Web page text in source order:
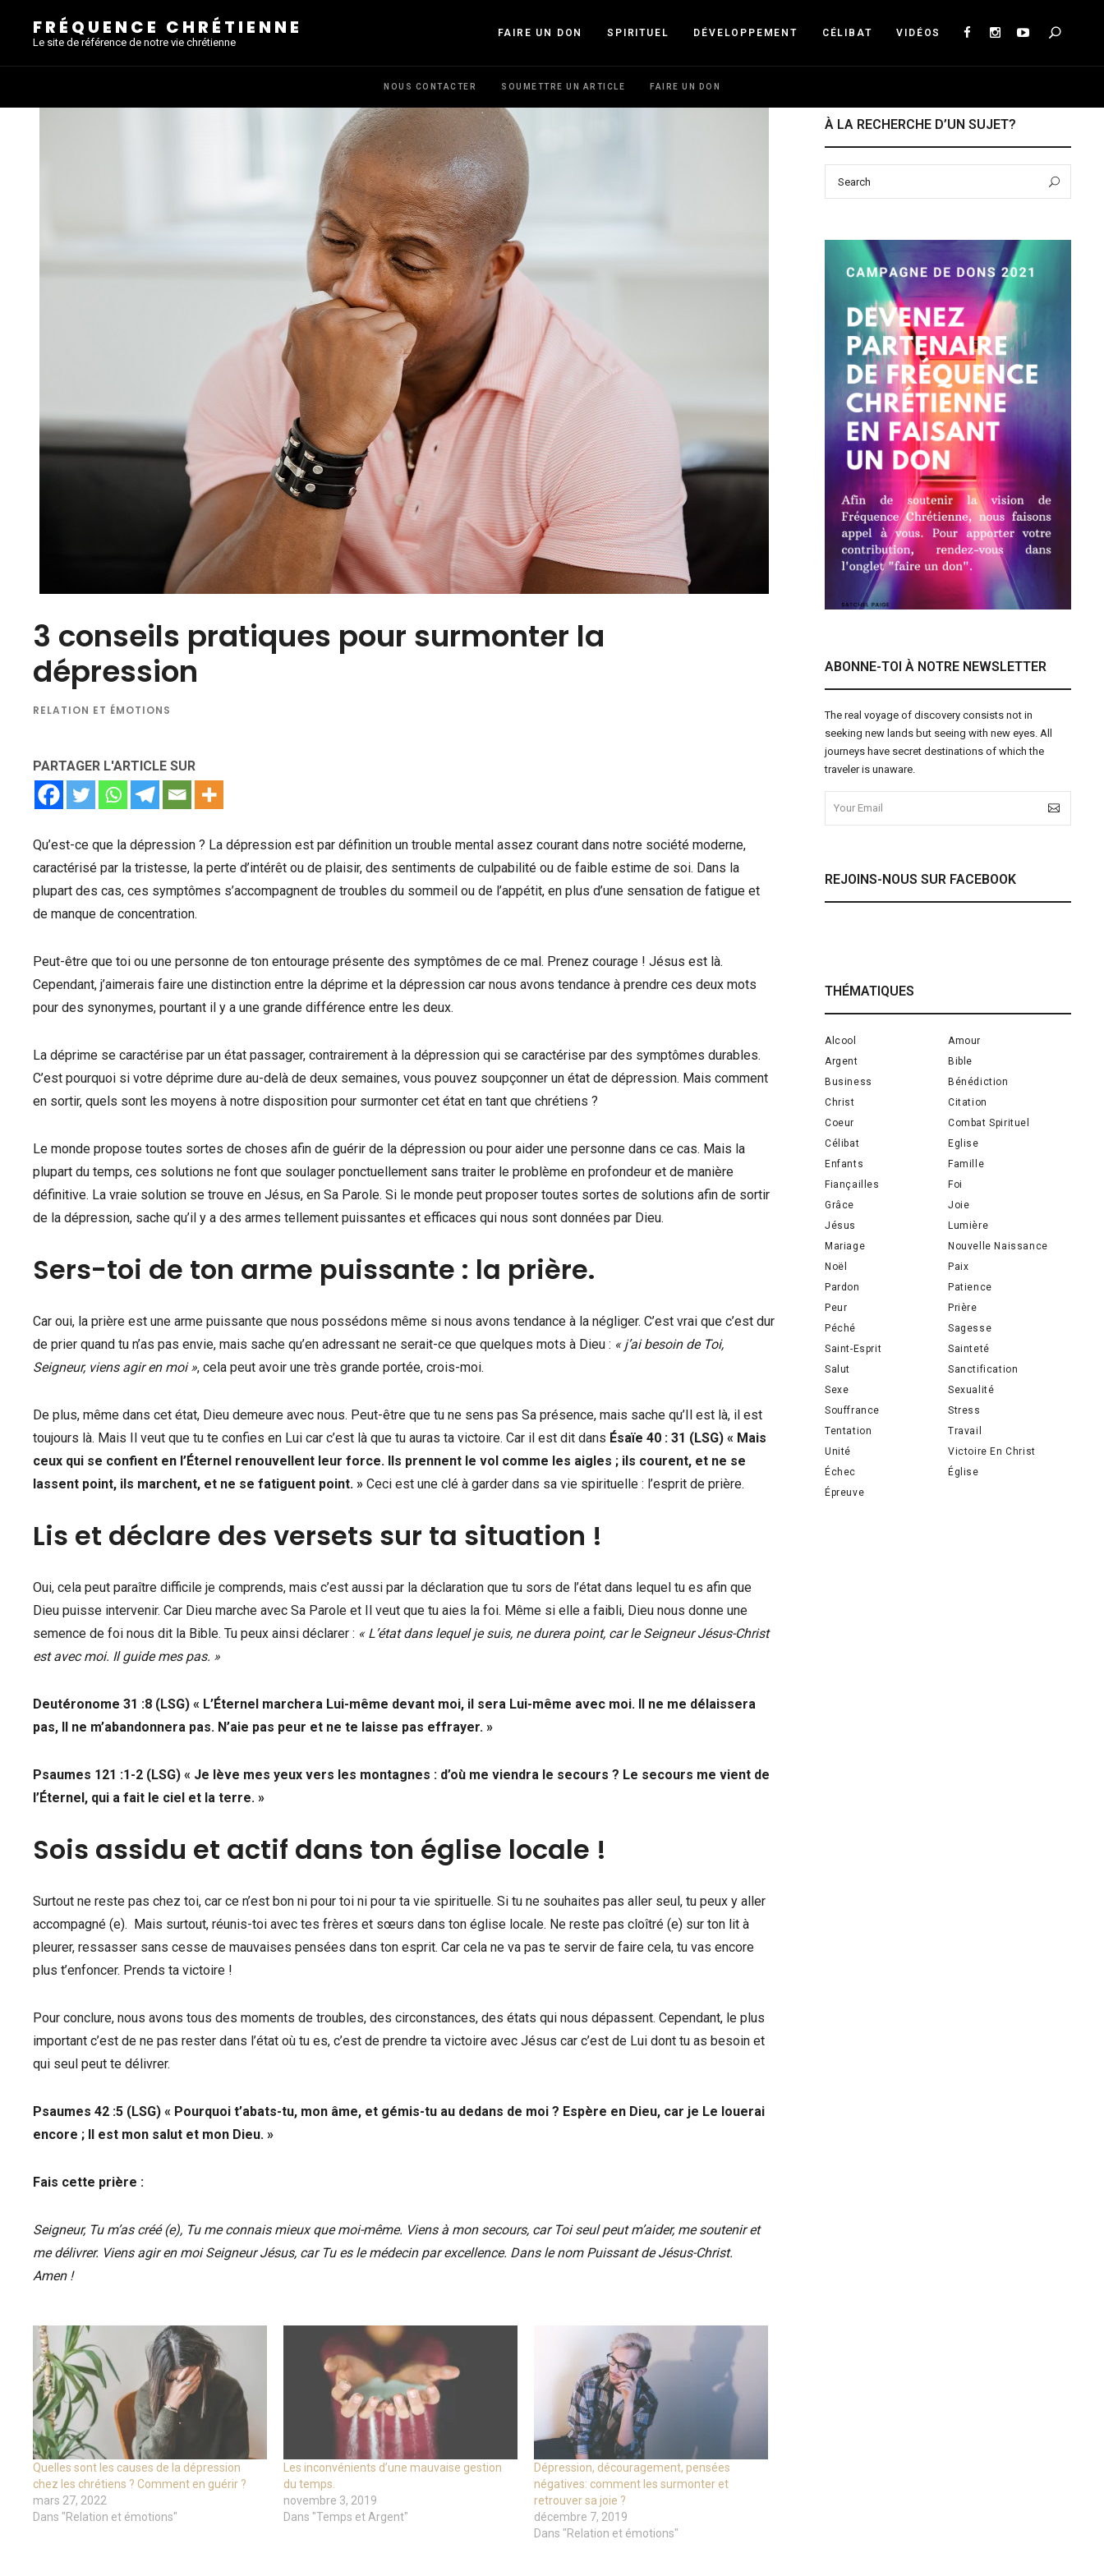
FRÉQUENCE CHRÉTIENNE
Le site de référence de notre vie chrétienne
FAIRE UN DON SPIRITUEL DÉVELOPPEMENT CÉLIBAT VIDÉOS
NOUS CONTACTER SOUMETTRE UN ARTICLE FAIRE UN DON
3 conseils pratiques pour surmonter la
dépression
RELATION ET ÉMOTIONS
PARTAGER L'ARTICLE SUR
Qu’est-ce que la dépression ? La dépression est par définition un trouble mental assez courant dans notre société moderne,
caractérisé par la tristesse, la perte d’intérêt ou de plaisir, des sentiments de culpabilité ou de faible estime de soi. Dans la
plupart des cas, ces symptômes s’accompagnent de troubles du sommeil ou de l’appétit, en plus d’une sensation de fatigue et
de manque de concentration.
Peut-être que toi ou une personne de ton entourage présente des symptômes de ce mal. Prenez courage ! Jésus est là.
Cependant, j’aimerais faire une distinction entre la déprime et la dépression car nous avons tendance à prendre ces deux mots
pour des synonymes, pourtant il y a une grande différence entre les deux.
La déprime se caractérise par un état passager, contrairement à la dépression qui se caractérise par des symptômes durables.
C’est pourquoi si votre déprime dure au-delà de deux semaines, vous pouvez soupçonner un état de dépression. Mais comment
en sortir, quels sont les moyens à notre disposition pour surmonter cet état en tant que chrétiens ?
Le monde propose toutes sortes de choses afin de guérir de la dépression ou pour aider une personne dans ce cas. Mais la
plupart du temps, ces solutions ne font que soulager ponctuellement sans traiter le problème en profondeur et de manière
définitive. La vraie solution se trouve en Jésus, en Sa Parole. Si le monde peut proposer toutes sortes de solutions afin de sortir
de la dépression, sache qu’il y a des armes tellement puissantes et efficaces qui nous sont données par Dieu.
Sers-toi de ton arme puissante : la prière.
Car oui, la prière est une arme puissante que nous possédons même si nous avons tendance à la négliger. C’est vrai que c’est dur
de prier quand tu n’as pas envie, mais sache qu’en adressant ne serait-ce que quelques mots à Dieu : « j’ai besoin de Toi,
Seigneur, viens agir en moi », cela peut avoir une très grande portée, crois-moi.
De plus, même dans cet état, Dieu demeure avec nous. Peut-être que tu ne sens pas Sa présence, mais sache qu’Il est là, il est
toujours là. Mais Il veut que tu te confies en Lui car c’est là que tu auras ta victoire. Car il est dit dans Ésaïe 40 : 31 (LSG) « Mais
ceux qui se confient en l’Éternel renouvellent leur force. Ils prennent le vol comme les aigles ; ils courent, et ne se
lassent point, ils marchent, et ne se fatiguent point. » Ceci est une clé à garder dans sa vie spirituelle : l’esprit de prière.
Lis et déclare des versets sur ta situation !
Oui, cela peut paraître difficile je comprends, mais c’est aussi par la déclaration que tu sors de l’état dans lequel tu es afin que
Dieu puisse intervenir. Car Dieu marche avec Sa Parole et Il veut que tu aies la foi. Même si elle a faibli, Dieu nous donne une
semence de foi nous dit la Bible. Tu peux ainsi déclarer : « L’état dans lequel je suis, ne durera point, car le Seigneur Jésus-Christ
est avec moi. Il guide mes pas. »
Deutéronome 31 :8 (LSG) « L’Éternel marchera Lui-même devant moi, il sera Lui-même avec moi. Il ne me délaissera
pas, Il ne m’abandonnera pas. N’aie pas peur et ne te laisse pas effrayer. »
Psaumes 121 :1-2 (LSG) « Je lève mes yeux vers les montagnes : d’où me viendra le secours ? Le secours me vient de
l’Éternel, qui a fait le ciel et la terre. »
Sois assidu et actif dans ton église locale !
Surtout ne reste pas chez toi, car ce n’est bon ni pour toi ni pour ta vie spirituelle. Si tu ne souhaites pas aller seul, tu peux y aller
accompagné (e). Mais surtout, réunis-toi avec tes frères et sœurs dans ton église locale. Ne reste pas cloîtré (e) sur ton lit à
pleurer, ressasser sans cesse de mauvaises pensées dans ton esprit. Car cela ne va pas te servir de faire cela, tu vas encore
plus t’enfoncer. Prends ta victoire !
Pour conclure, nous avons tous des moments de troubles, des circonstances, des états qui nous dépassent. Cependant, le plus
important c’est de ne pas rester dans l’état où tu es, c’est de prendre ta victoire avec Jésus car c’est de Lui dont tu as besoin et
qui seul peut te délivrer.
Psaumes 42 :5 (LSG) « Pourquoi t’abats-tu, mon âme, et gémis-tu au dedans de moi ? Espère en Dieu, car je Le louerai
encore ; Il est mon salut et mon Dieu. »
Fais cette prière :
Seigneur, Tu m’as créé (e), Tu me connais mieux que moi-même. Viens à mon secours, car Toi seul peut m’aider, me soutenir et
me délivrer. Viens agir en moi Seigneur Jésus, car Tu es le médecin par excellence. Dans le nom Puissant de Jésus-Christ.
Amen !
Quelles sont les causes de la dépression
chez les chrétiens ? Comment en guérir ?
mars 27, 2022
Dans "Relation et émotions"
Les inconvénients d’une mauvaise gestion
du temps.
novembre 3, 2019
Dans "Temps et Argent"
Dépression, découragement, pensées
négatives: comment les surmonter et
retrouver sa joie ?
décembre 7, 2019
Dans "Relation et émotions"
À LA RECHERCHE D’UN SUJET?
ABONNE-TOI À NOTRE NEWSLETTER
The real voyage of discovery consists not in
seeking new lands but seeing with new eyes. All
journeys have secret destinations of which the
traveler is unaware.
REJOINS-NOUS SUR FACEBOOK
THÉMATIQUES
Alcool
Amour
Argent
Bible
Business
Bénédiction
Christ
Citation
Coeur
Combat Spirituel
Célibat
Eglise
Enfants
Famille
Fiançailles
Foi
Grâce
Joie
Jésus
Lumière
Mariage
Nouvelle Naissance
Noël
Paix
Pardon
Patience
Peur
Prière
Péché
Sagesse
Saint-Esprit
Sainteté
Salut
Sanctification
Sexe
Sexualité
Souffrance
Stress
Tentation
Travail
Unité
Victoire En Christ
Échec
Église
Épreuve